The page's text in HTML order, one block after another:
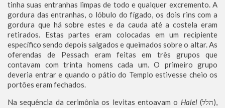
tinha suas entranhas limpas de todo e qualquer excremento. A
gordura das entranhas, o lóbulo do fígado, os dois rins com a
gordura que há sobre estes e da cauda até a costela eram
retirados. Estas partes eram colocadas em um recipiente
específico sendo depois salgados e queimados sobre o altar. As
oferendas de Pessach eram feitas em três grupos que
contavam com trinta homens cada um. O primeiro grupo
deveria entrar e quando o pátio do Templo estivesse cheio os
portões eram fechados.
Na sequência da cerimônia os levitas entoavam o Halel(הלל),